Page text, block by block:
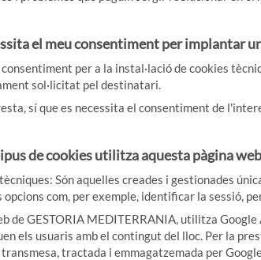
el meu consentiment per implantar
consentiment per a la instal·lació de cookies
sol·licitat pel destinatari.
sí que es necessita el consentiment de
de cookies utilitza aquesta pàgina
Són aquelles creades i gestionades
com, per exemple, identificar la sessió,
de GESTORIA MEDITERRANIA, utilitza
els usuaris amb el contingut del lloc. Per la
tractada i emmagatzemada per